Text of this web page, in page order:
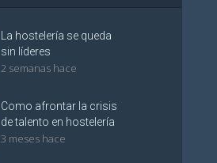
La hostelería se queda
sin líderes
2 semanas hace
Como afrontar la crisis
de talento en hostelería
3 meses hace